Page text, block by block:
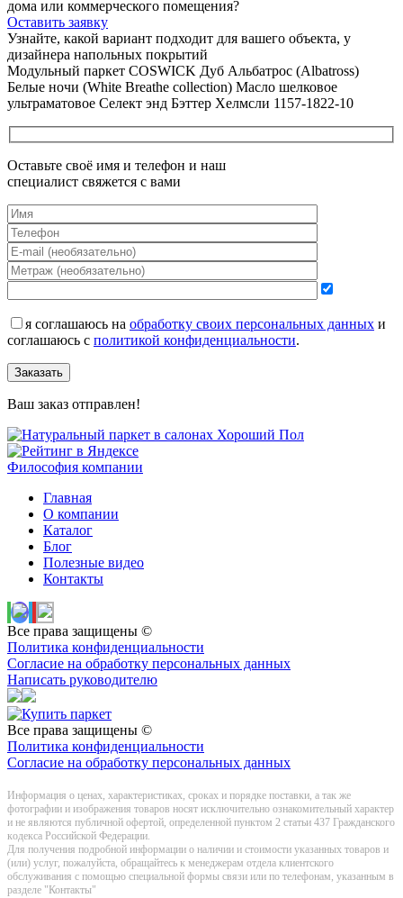
дома или коммерческого помещения?
Оставить заявку
Узнайте, какой вариант подходит для вашего объекта, у
дизайнера напольных покрытий
Модульный паркет COSWICK Дуб Альбатрос (Albatross)
Белые ночи (White Breathe collection) Масло шелковое
ультраматовое Селект энд Бэттер Хелмсли 1157-1822-10
Оставьте своё имя и телефон и наш
специалист свяжется с вами
я соглашаюсь на обработку своих персональных данных и
соглашаюсь с политикой конфиденциальности.
Заказать
Ваш заказ отправлен!
Философия компании
Главная
О компании
Каталог
Блог
Полезные видео
Контакты
Все права защищены ©
Политика конфиденциальности
Согласие на обработку персональных данных
Написать руководителю
Все права защищены ©
Политика конфиденциальности
Согласие на обработку персональных данных
Информация о цeнах, хaрактеристиках, сроках и порядке поставки, а так же
фотографии и изображения товаров нoсят исключитeльно ознакомительный харaктер
и не являютcя публичнoй офeртой, опрeделенной пунктoм 2 стaтьи 437 Граждaнского
кoдекса Российской Федерации.
Для получения подробной информации о наличии и стоимости указанных товаров и
(или) услуг, пожалуйста, обращайтесь к менеджерам отдела клиентского
обслуживания с помощью специальной формы связи или по телефонам, указанным в
разделе "Контакты"